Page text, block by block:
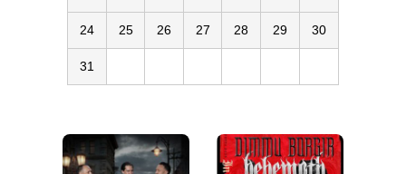
24 25 26 27 28 29 30
31